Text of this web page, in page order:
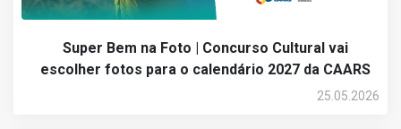
Super Bem na Foto | Concurso Cultural vai
escolher fotos para o calendário 2027 da CAARS
25.05.2026